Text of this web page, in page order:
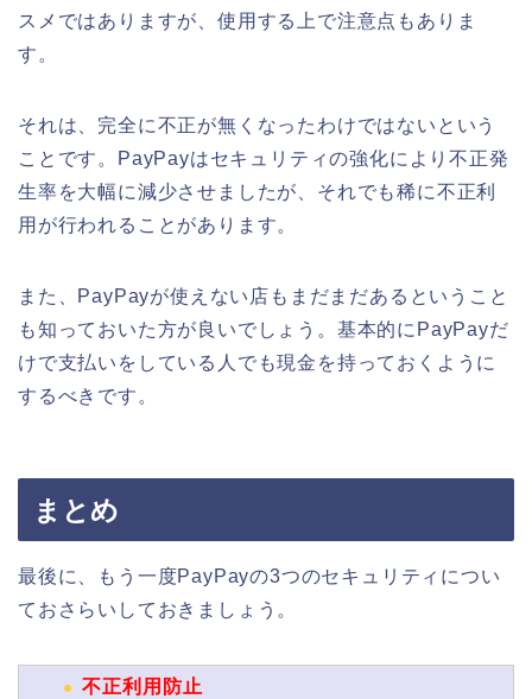
スメではありますが、使用する上で注意点もありま
す。
それは、完全に不正が無くなったわけではないという
ことです。PayPayはセキュリティの強化により不正発
生率を大幅に減少させましたが、それでも稀に不正利
用が行われることがあります。
また、PayPayが使えない店もまだまだあるということ
も知っておいた方が良いでしょう。基本的にPayPayだ
けで支払いをしている人でも現金を持っておくように
するべきです。
まとめ
最後に、もう一度PayPayの3つのセキュリティについ
ておさらいしておきましょう。
不正利用防止